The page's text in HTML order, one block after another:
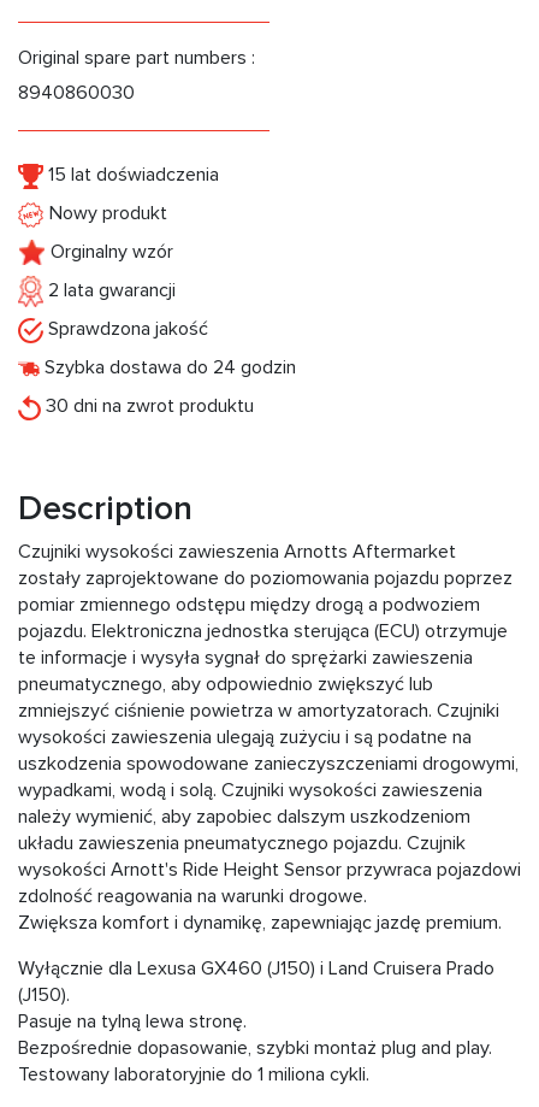
Original spare part numbers :
8940860030
15 lat doświadczenia
Nowy produkt
Orginalny wzór
2 lata gwarancji
Sprawdzona jakość
Szybka dostawa do 24 godzin
30 dni na zwrot produktu
Description
Czujniki wysokości zawieszenia Arnotts Aftermarket
zostały zaprojektowane do poziomowania pojazdu poprzez
pomiar zmiennego odstępu między drogą a podwoziem
pojazdu. Elektroniczna jednostka sterująca (ECU) otrzymuje
te informacje i wysyła sygnał do sprężarki zawieszenia
pneumatycznego, aby odpowiednio zwiększyć lub
zmniejszyć ciśnienie powietrza w amortyzatorach. Czujniki
wysokości zawieszenia ulegają zużyciu i są podatne na
uszkodzenia spowodowane zanieczyszczeniami drogowymi,
wypadkami, wodą i solą. Czujniki wysokości zawieszenia
należy wymienić, aby zapobiec dalszym uszkodzeniom
układu zawieszenia pneumatycznego pojazdu. Czujnik
wysokości Arnott's Ride Height Sensor przywraca pojazdowi
zdolność reagowania na warunki drogowe.
Zwiększa komfort i dynamikę, zapewniając jazdę premium.
Wyłącznie dla Lexusa GX460 (J150) i Land Cruisera Prado
(J150).
Pasuje na tylną lewa stronę.
Bezpośrednie dopasowanie, szybki montaż plug and play.
Testowany laboratoryjnie do 1 miliona cykli.